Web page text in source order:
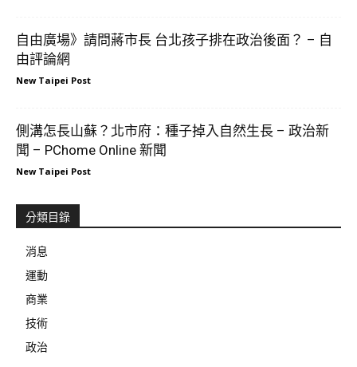
自由廣場》請問蔣市長 台北孩子排在政治後面？ – 自
由評論網
New Taipei Post
側溝怎長山蘇？北市府：種子掉入自然生長 – 政治新
聞 – PChome Online 新聞
New Taipei Post
分類目錄
消息
運動
商業
技術
政治